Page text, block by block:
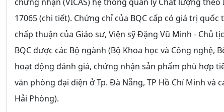
17065 (chi tiết). Chứng chỉ của BQC cấp có giá trị
chấp thuận của Giáo sư, Viện sỹ Đặng Vũ Minh - Chủ
BQC được các Bộ ngành (Bộ Khoa học và Công
hoạt động đánh giá, chứng nhận sản phẩm phù hợp
văn phòng đại diện ở Tp. Đà Nẵng, TP Hồ Chí Minh và
Hải Phòng).